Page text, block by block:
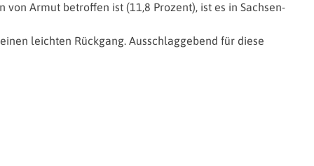
Armut betroffen ist (11,8 Prozent), ist es in Sachsen-
leichten Rückgang. Ausschlaggebend für diese